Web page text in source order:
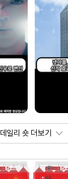
데일리 숏 더보기